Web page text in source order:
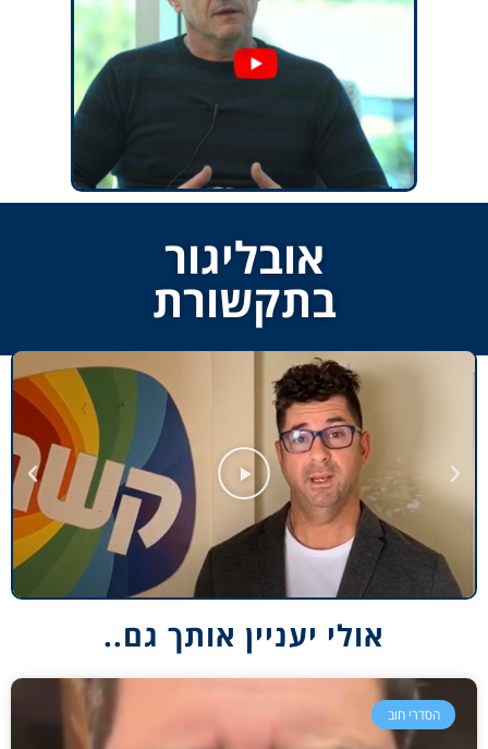
אובליגור
בתקשורת
אולי יעניין אותך גם..
הסדרי חוב